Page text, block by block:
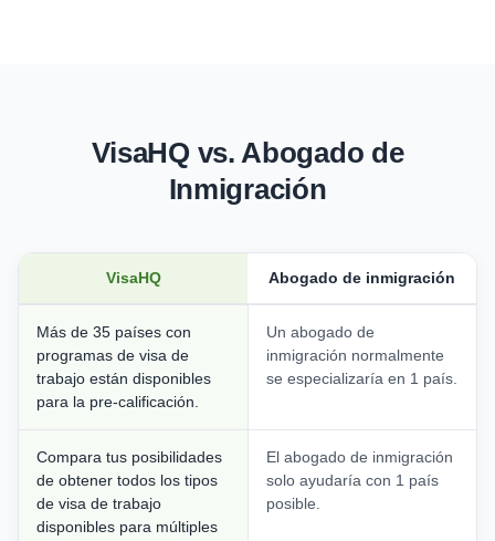
VisaHQ vs. Abogado de
Inmigración
VisaHQ Abogado de inmigración
Más de 35 países con
programas de visa de
trabajo están disponibles
para la pre-calificación.
Un abogado de
inmigración normalmente
se especializaría en 1 país.
Compara tus posibilidades
de obtener todos los tipos
de visa de trabajo
disponibles para múltiples
El abogado de inmigración
solo ayudaría con 1 país
posible.